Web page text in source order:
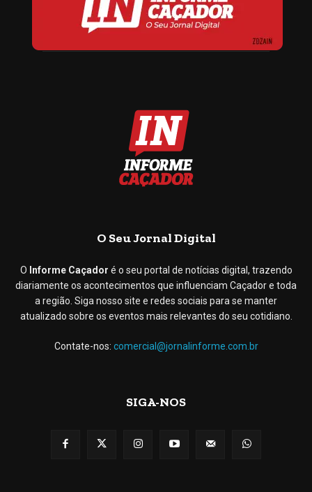
O Seu Jornal Digital
O Informe Caçador é o seu portal de notícias digital, trazendo
diariamente os acontecimentos que influenciam Caçador e toda
a região. Siga nosso site e redes sociais para se manter
atualizado sobre os eventos mais relevantes do seu cotidiano.
Contate-nos: comercial@jornalinforme.com.br
SIGA-NOS